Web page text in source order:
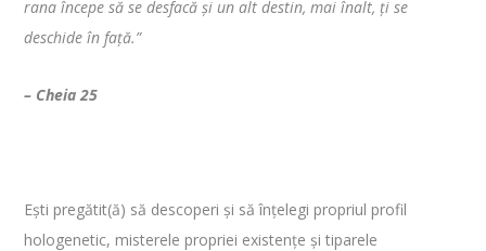
rana începe să se desfacă și un alt destin, mai înalt, ți se
deschide în față.”
– Cheia 25
Ești pregătit(ă) să descoperi și să înțelegi propriul profil
hologenetic, misterele propriei existențe și tiparele